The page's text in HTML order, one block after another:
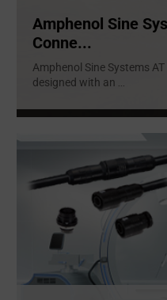
Amphenol Sine
Conne...
Amphenol Sine Systems
designed with an ...